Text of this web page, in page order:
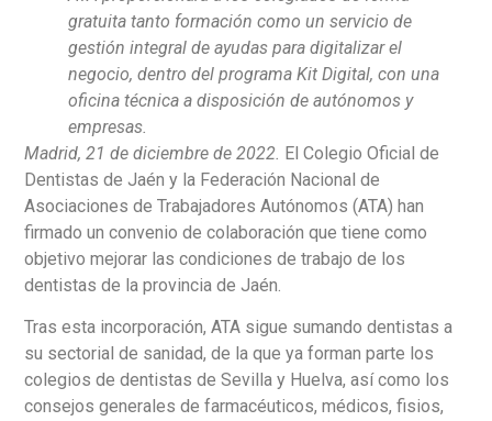
gratuita tanto formación como un servicio de
gestión integral de ayudas para digitalizar el
negocio, dentro del programa Kit Digital, con una
oficina técnica a disposición de autónomos y
empresas.
Madrid, 21 de diciembre de 2022. El Colegio Oficial de
Dentistas de Jaén y la Federación Nacional de
Asociaciones de Trabajadores Autónomos (ATA) han
firmado un convenio de colaboración que tiene como
objetivo mejorar las condiciones de trabajo de los
dentistas de la provincia de Jaén.
Tras esta incorporación, ATA sigue sumando dentistas a
su sectorial de sanidad, de la que ya forman parte los
colegios de dentistas de Sevilla y Huelva, así como los
consejos generales de farmacéuticos, médicos, fisios,